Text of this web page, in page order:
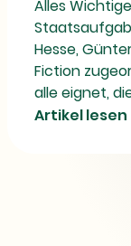
Alles
Hesse,
Fiction
alle eignet,
Artikel lesen